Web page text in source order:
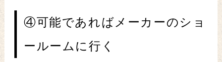
④可能であればメーカーのショ
ールームに行く